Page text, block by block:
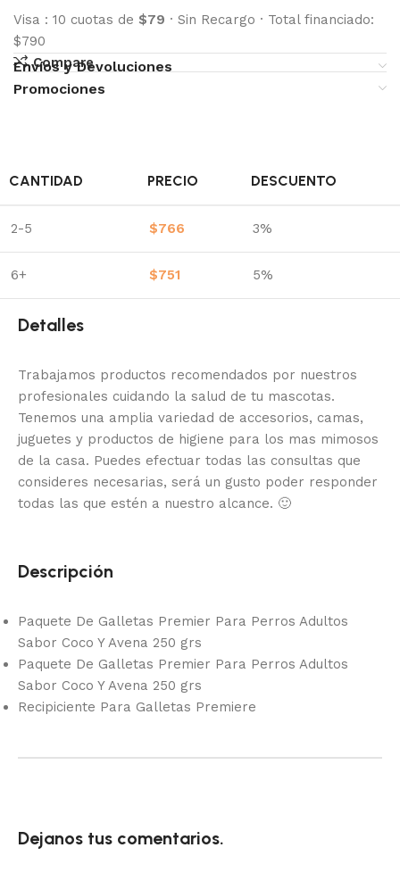
Visa : 10 cuotas de $79 · Sin Recargo · Total financiado:
$790
Compare
Envíos y Devoluciones
Promociones
CANTIDAD PRECIO DESCUENTO
2-5 $766 3%
6+ $751 5%
Detalles
Trabajamos productos recomendados por nuestros
profesionales cuidando la salud de tu mascotas.
Tenemos una amplia variedad de accesorios, camas,
juguetes y productos de higiene para los mas mimosos
de la casa. Puedes efectuar todas las consultas que
consideres necesarias, será un gusto poder responder
todas las que estén a nuestro alcance. 🙂
Descripción
Paquete De Galletas Premier Para Perros Adultos
Sabor Coco Y Avena 250 grs
Paquete De Galletas Premier Para Perros Adultos
Sabor Coco Y Avena 250 grs
Recipiciente Para Galletas Premiere
Dejanos tus comentarios.